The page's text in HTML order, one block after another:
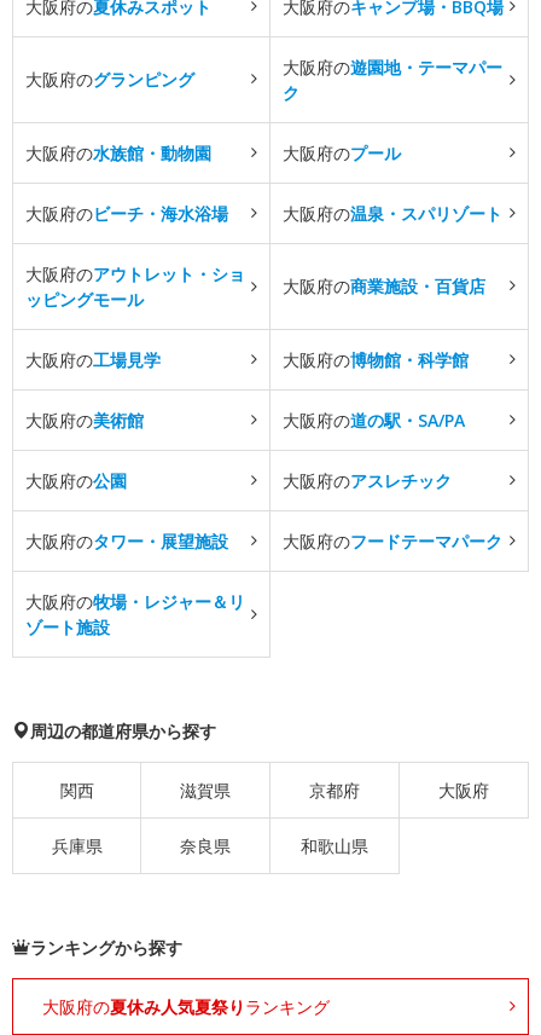
大阪府の夏休みスポット 大阪府のキャンプ場・BBQ場
大阪府のグランピング
大阪府の遊園地・テーマパー
ク
大阪府の水族館・動物園 大阪府のプール
大阪府のビーチ・海水浴場 大阪府の温泉・スパリゾート
大阪府のアウトレット・ショ
ッピングモール
大阪府の商業施設・百貨店
大阪府の工場見学 大阪府の博物館・科学館
大阪府の美術館 大阪府の道の駅・SA/PA
大阪府の公園 大阪府のアスレチック
大阪府のタワー・展望施設 大阪府のフードテーマパーク
大阪府の牧場・レジャー＆リ
ゾート施設
周辺の都道府県から探す
関西 滋賀県 京都府 大阪府
兵庫県 奈良県 和歌山県
ランキングから探す
大阪府の夏休み人気夏祭り ランキング